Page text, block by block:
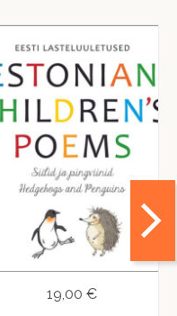
19,00 €